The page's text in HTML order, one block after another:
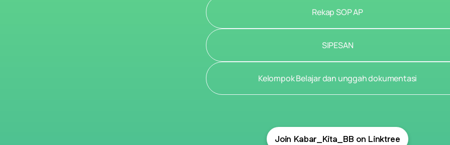
Rekap SOP AP
SIPESAN
Kelompok Belajar dan unggah dokumentasi
Join Kabar_Kita_BB on Linktree